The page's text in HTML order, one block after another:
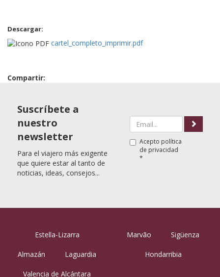
Descargar:
cartel_completo_imprimir.pdf
Compartir:
Suscríbete a
nuestro
newsletter
Para el viajero más exigente
que quiere estar al tanto de
noticias, ideas, consejos...
Acepto política
de privacidad
*
Estella-Lizarra
Almazán Laguardia
Valencia de Alcántara
Marvão Sigüenza
Hondarribia